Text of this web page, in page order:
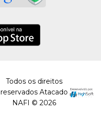
Todos os direitos
reservados Atacado
NAFI © 2026